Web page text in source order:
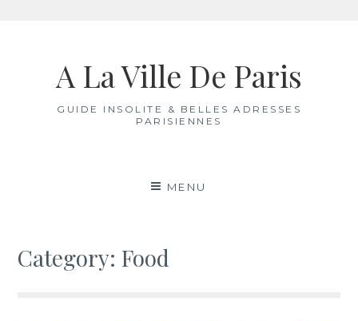
A La Ville De Paris
GUIDE INSOLITE & BELLES ADRESSES
PARISIENNES
MENU
Category:Food